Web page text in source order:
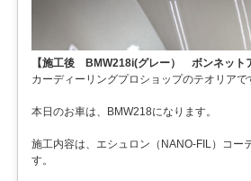
【施工後 BMW218i(グレー） ボンネット
カーディーリングプロショップのテオリアで
本日のお車は、BMW218になります。
施工内容は、エシュロン（NANO-FIL）コー
す。